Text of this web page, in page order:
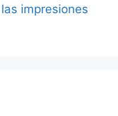
impresiones